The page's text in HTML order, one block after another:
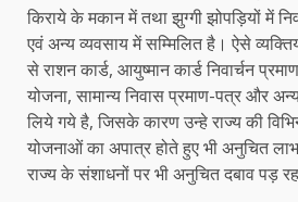
किराये के मकान में तथा झुग्गी झोपड़ियों में
एवं अन्य व्यवसाय में सम्मिलित है। ऐसे
से राशन कार्ड, आयुष्मान कार्ड निवार्चन
योजना, सामान्य निवास प्रमाण-पत्र और
लिये गये है, जिसके कारण उन्हे राज्य की
योजनाओं का अपात्र होते हुए भी अनुचित लाभ
राज्य के संशाधनों पर भी अनुचित दबाव पड़